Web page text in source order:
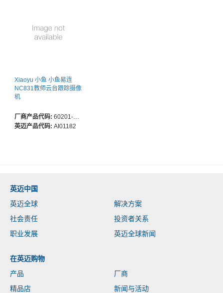
Xiaoyu 小鱼 小鱼易连
NC831教师云台跟踪摄像
机
厂商产品代码: 60201-00204-001
英迈产品代码: AI01182
英迈中国
英迈全球
解决方案
社会责任
投资者关系
职业发展
英迈全球新闻
在英迈购物
产品
厂商
精品店
新闻与活动